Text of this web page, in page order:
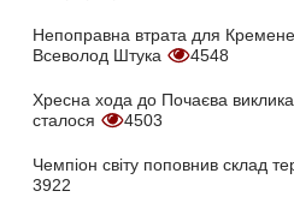
Непоправна втрата для
Всеволод Штука
4548
Хресна хода до Почаєва
сталося
4503
Чемпіон світу поповнив склад
3922